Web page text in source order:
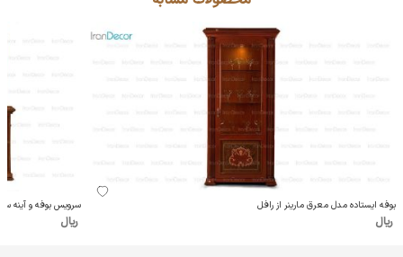
بوفه ایستاده مدل معرق مارینر از رافل
ریال
سرویس بوفه و آینه سه درب مدل
ریال